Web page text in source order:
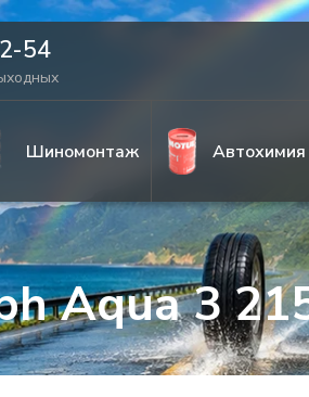
54
Шиномонтаж Автохимия
Aqua 3